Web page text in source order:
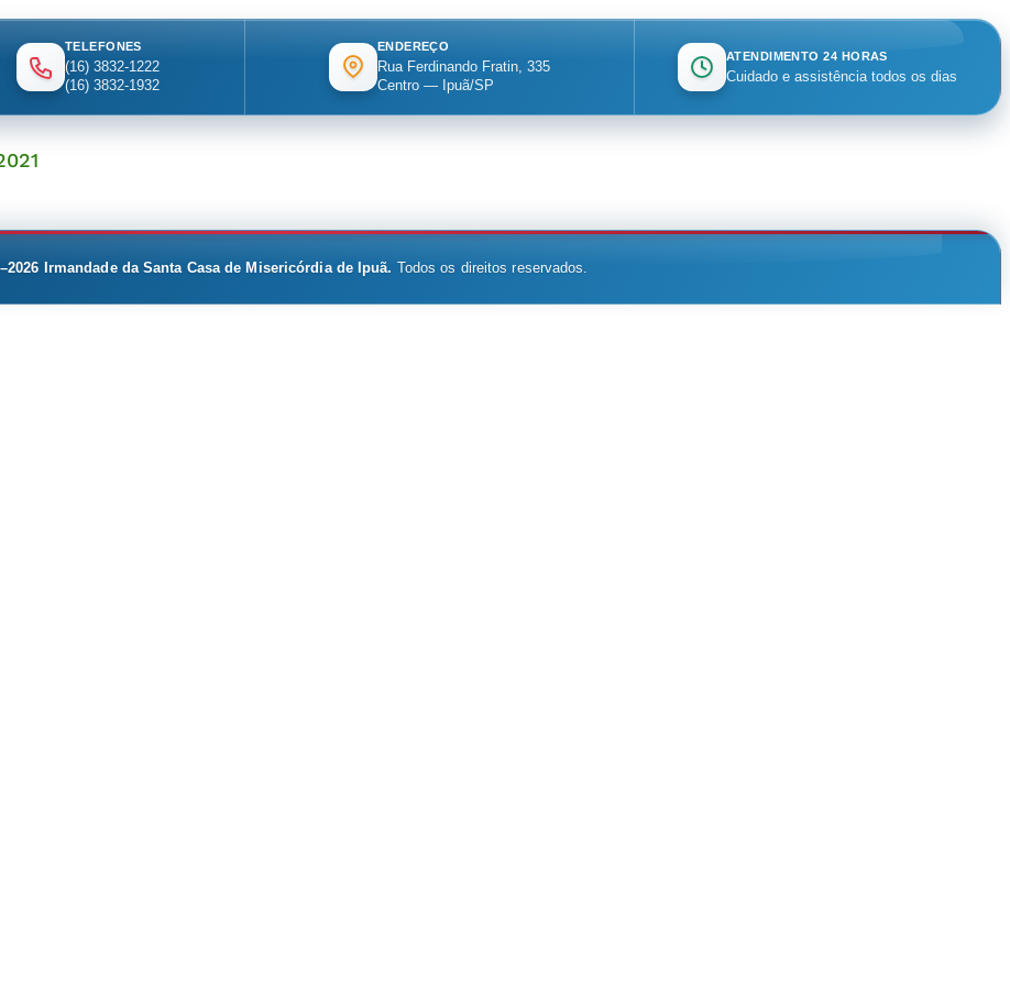
TELEFONES
(16) 3832-1222
(16) 3832-1932
ENDEREÇO
Rua Ferdinando Fratin, 335
Centro — Ipuã/SP
ATENDIMENTO 24 HORAS
Cuidado e assistência todos os dias
Irmandade da Santa Casa de Misericórdia de Ipuã. Todos os direitos reservados.